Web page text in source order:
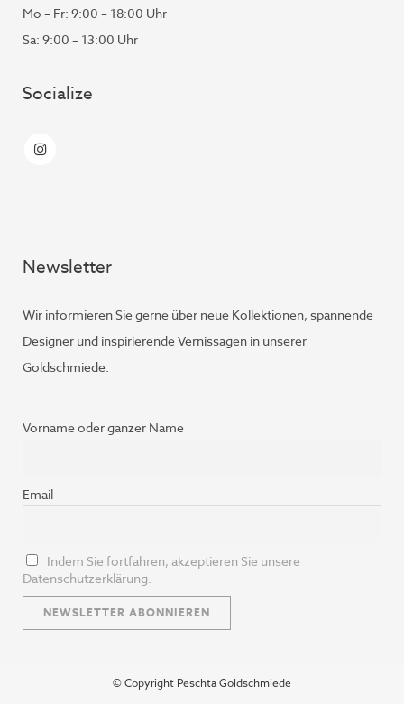
Mo – Fr: 9:00 – 18:00 Uhr
Sa: 9:00 – 13:00 Uhr
Socialize
Newsletter
Wir informieren Sie gerne über neue Kollektionen, spannende
Designer und inspirierende Vernissagen in unserer
Goldschmiede.
Vorname oder ganzer Name
Email
Indem Sie fortfahren, akzeptieren Sie unsere
Datenschutzerklärung.
© Copyright Peschta Goldschmiede